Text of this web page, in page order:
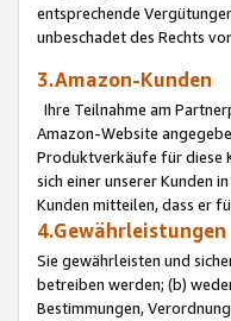
entsprechende
unbeschadet des Rechts
3.Amazon-Kunden
Ihre Teilnahme am
Amazon-Website
Produktverkäufe für diese
sich einer unserer Kunden
Kunden mitteilen, dass er
4.Gewährleistungen
Sie gewährleisten und
betreiben werden; (b)
Bestimmungen,